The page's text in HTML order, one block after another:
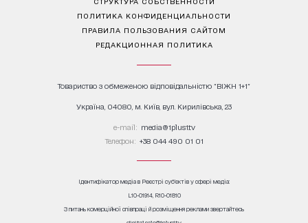
ПОЛИТИКА КОНФИДЕНЦИАЛЬНОСТИ
ПРАВИЛА ПОЛЬЗОВАНИЯ САЙТОМ
РЕДАКЦИОННАЯ ПОЛИТИКА
Товариство з обмеженою відповідальністю "ВІЖН 1+1"
Україна, 04080, м. Київ, вул. Кирилівська, 23
е-mail: media@1plus1.tv
Телефон: +38 044 490 01 01
Ідентифікатор медіа в Реєстрі суб’єктів у сфері медіа:
L10-01914, R10-01810
З питань комерційної співпраці й розміщення реклами звертайтесь